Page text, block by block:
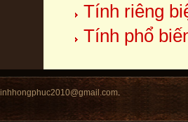
Tính riêng
Tính phổ
.